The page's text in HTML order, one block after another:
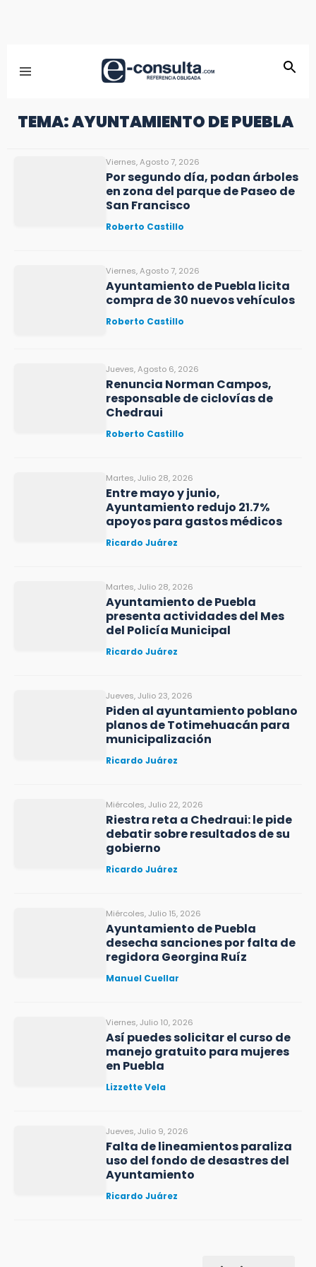
TEMA: AYUNTAMIENTO DE PUEBLA
Viernes, Agosto 7, 2026
Por segundo día, podan árboles
en zona del parque de Paseo de
San Francisco
Roberto Castillo
Viernes, Agosto 7, 2026
Ayuntamiento de Puebla licita
compra de 30 nuevos vehículos
Roberto Castillo
Jueves, Agosto 6, 2026
Renuncia Norman Campos,
responsable de ciclovías de
Chedraui
Roberto Castillo
Martes, Julio 28, 2026
Entre mayo y junio,
Ayuntamiento redujo 21.7%
apoyos para gastos médicos
Ricardo Juárez
Martes, Julio 28, 2026
Ayuntamiento de Puebla
presenta actividades del Mes
del Policía Municipal
Ricardo Juárez
Jueves, Julio 23, 2026
Piden al ayuntamiento poblano
planos de Totimehuacán para
municipalización
Ricardo Juárez
Miércoles, Julio 22, 2026
Riestra reta a Chedraui: le pide
debatir sobre resultados de su
gobierno
Ricardo Juárez
Miércoles, Julio 15, 2026
Ayuntamiento de Puebla
desecha sanciones por falta de
regidora Georgina Ruíz
Manuel Cuellar
Viernes, Julio 10, 2026
Así puedes solicitar el curso de
manejo gratuito para mujeres
en Puebla
Lizzette Vela
Jueves, Julio 9, 2026
Falta de lineamientos paraliza
uso del fondo de desastres del
Ayuntamiento
Ricardo Juárez